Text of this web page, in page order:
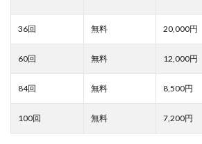
20,000
12,000
8,500
7,200